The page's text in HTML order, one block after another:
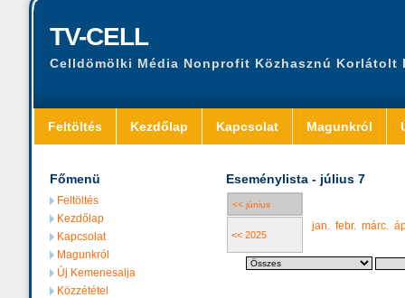
TV-CELL
Celldömölki Média Nonprofit Közhasznú Korlátolt
Feltöltés Kezdőlap Kapcsolat Magunkról
Főmenü
Feltöltés
Kezdőlap
Kapcsolat
Magunkról
Új Kemenesalja
Közzététel
Eseménylista - július 7
<< június
<< 2025
jan. febr. márc.